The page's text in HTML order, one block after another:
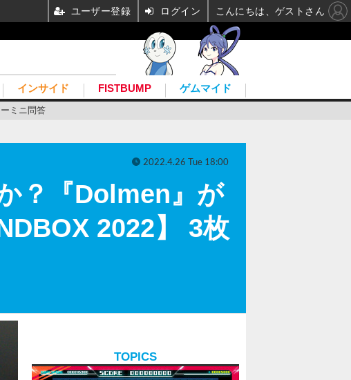
ミニ問答
インサイド FISTBUMP ゲムマイド
？『Dolmen』が
2022】 3枚
2022.4.26 Tue 18:00
TOPICS
ユーザー登録 ログイン こんにちは、ゲストさん